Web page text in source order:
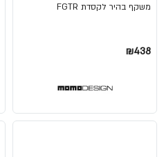
משקף בהיר לקסדת FGTR
₪438